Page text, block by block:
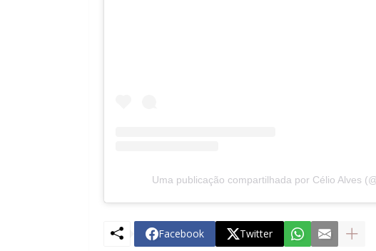
Uma publicação compartilhada por Célio Alves
Facebook Twitter